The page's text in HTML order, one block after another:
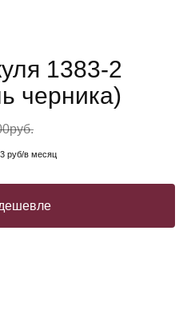
1383-2
черника)
руб.
руб/в месяц